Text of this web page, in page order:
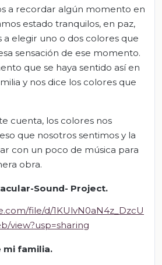
a recordar algún momento en
estado tranquilos, en paz,
a elegir uno o dos colores que
sensación de ese momento.
que se haya sentido así en
y nos dice los colores que
cuenta, los colores nos
que nosotros sentimos y la
con un poco de música para
obra.
Sound- Project.
file/d/1KUlvN0aN4z_DzcU
view?usp=sharing
mi familia.